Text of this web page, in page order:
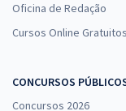
Janeiro -
Oficina de Redação
Cursos Online Gratuitos
CONCURSOS
Concursos 2026